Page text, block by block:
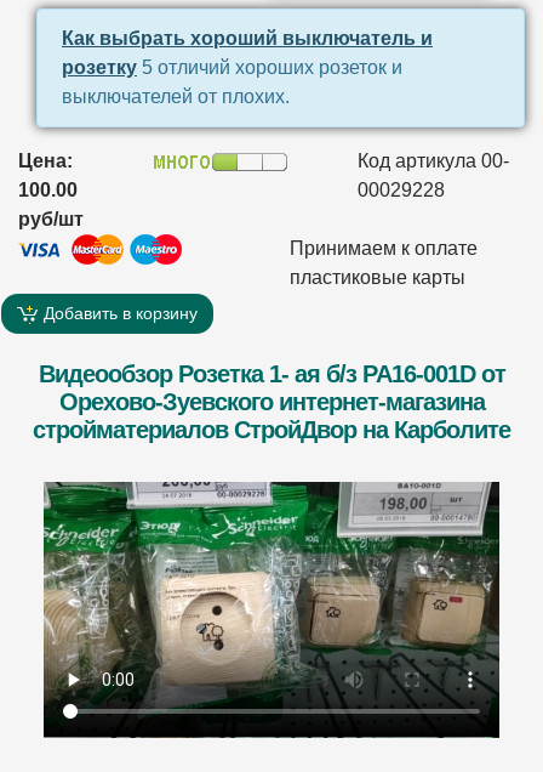
Как выбрать хороший выключатель и
розетку 5 отличий хороших розеток и
выключателей от плохих.
Цена:
100.00
руб/шт
Код артикула 00-
00029228
Принимаем к оплате
пластиковые карты
Добавить в корзину
Видеообзор Розетка 1- ая б/з PA16-001D от
Орехово-Зуевского интернет-магазина
стройматериалов СтройДвор на Карболите